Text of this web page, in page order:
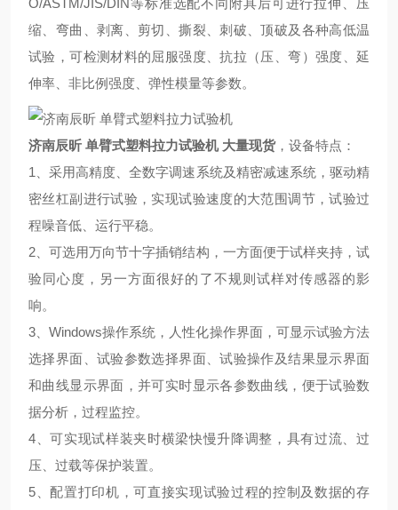
O/ASTM/JIS/DIN等标准选配不同附具后可进行拉伸、压
缩、弯曲、剥离、剪切、撕裂、刺破、顶破及各种高低温
试验，可检测材料的屈服强度、抗拉（压、弯）强度、延
伸率、非比例强度、弹性模量等参数。
济南辰昕 单臂式塑料拉力试验机大量现货，设备特点：
1、采用高精度、全数字调速系统及精密减速系统，驱动精
密丝杠副进行试验，实现试验速度的大范围调节，试验过
程噪音低、运行平稳。
2、可选用万向节十字插销结构，一方面便于试样夹持，试
验同心度，另一方面很好的了不规则试样对传感器的影
响。
3、Windows操作系统，人性化操作界面，可显示试验方法
选择界面、试验参数选择界面、试验操作及结果显示界面
和曲线显示界面，并可实时显示各参数曲线，便于试验数
据分析，过程监控。
4、可实现试样装夹时横梁快慢升降调整，具有过流、过
压、过载等保护装置。
5、配置打印机，可直接实现试验过程的控制及数据的存